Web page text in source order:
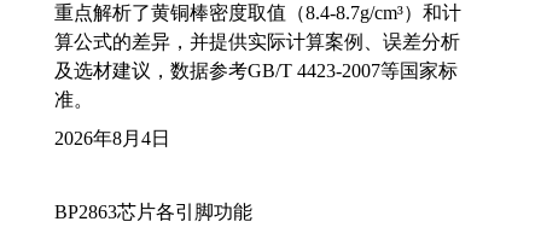
重点解析了黄铜棒密度取值（8.4-8.7g/cm³）和计
算公式的差异，并提供实际计算案例、误差分析
及选材建议，数据参考GB/T 4423-2007等国家标
准。
2026年8月4日
BP2863芯片各引脚功能